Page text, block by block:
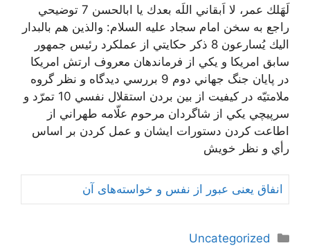
لَهَلك عمر، لا اَبقاني اللَه بعدك يا ابالحسن 7 توضيحي
راجع به سخن امام سجاد عليه السلام: والذين هم بالبدار
اليك يُسارعون 8 ذكر حكايتي از عملكرد رئيس جمهور
سابق امريكا و يكي از فرماندهان معروف ارتش امريكا
در پايان جنگ جهاني دوم 9 بررسي ديدگاه و نظر گروه
ملامتيّه در كيفيت از بين بردن استقلال نفسي 10 تمرّد و
سرپيچي يكي از شاگردان مرحوم علّامه طهراني از
اطاعت كردن دستورات ايشان و عمل كردن بر اساس
رأي و نظر خويش
انفاق یعنی عبور از نفس و خواسته‏‌هاى آن‏
دسته‌ها
Uncategorized